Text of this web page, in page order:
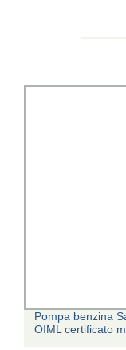
Pompa benzina
OIML certificato